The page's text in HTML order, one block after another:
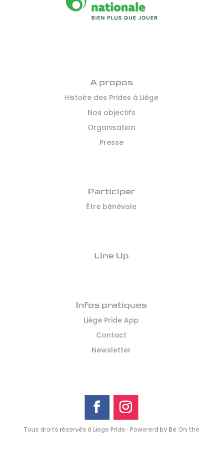
A propos
Histoire des Prides à Liège
Nos objectifs
Organisation
Presse
Participer
Être bénévole
Line Up
Infos pratiques
Liège Pride App
Contact
Newsletter
Tous droits réservés à Liege Pride · Powererd byBe On the